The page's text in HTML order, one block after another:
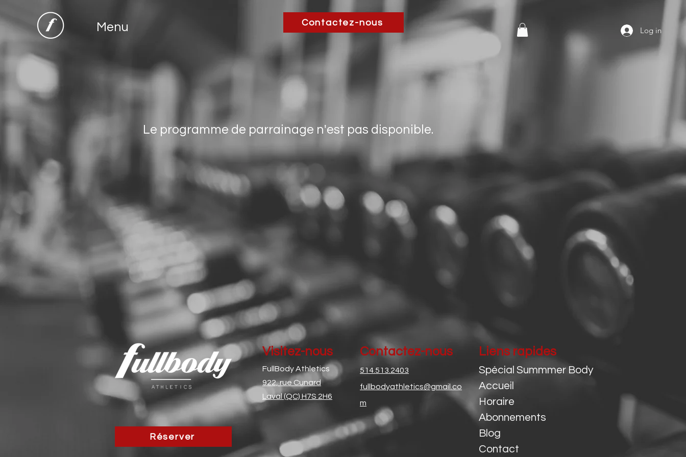
Menu Log in
Contactez-nous
Le programme de parrainage n'est pas disponible.
Visitez-nous
FullBody Athletics
922, rue Cunard
Laval (QC) H7S 2H6
Contactez-nous
514.513.2403
fullbodyathletics@gmail.co
m
Réserver
Liens rapides
Spécial Summmer Body
Accueil
Horaire
Abonnements
Blog
Contact